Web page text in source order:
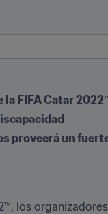
FIFA Catar
proveerá un
los